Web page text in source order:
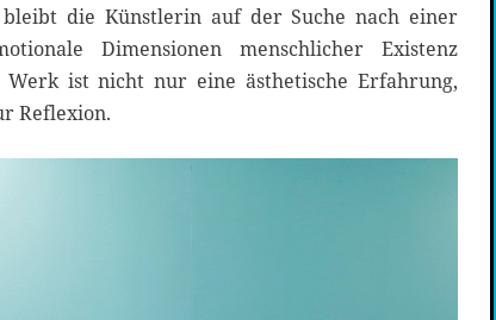
die Künstlerin auf der Suche nach einer
Dimensionen menschlicher Existenz
ist nicht nur eine ästhetische Erfahrung,
Reflexion.